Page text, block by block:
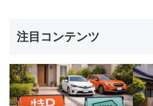
注目コンテンツ